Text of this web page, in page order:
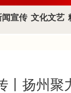
闻宣传 文化文艺
丨扬州聚